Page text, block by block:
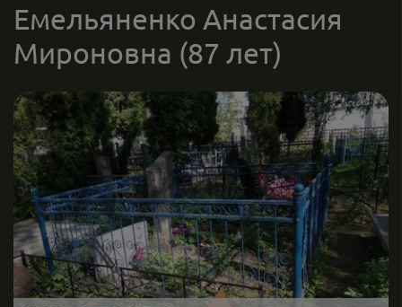
Емельяненко Анастасия
Мироновна (87 лет)